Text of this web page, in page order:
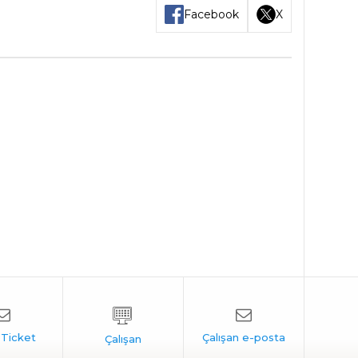
Facebook X